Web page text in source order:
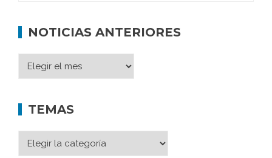
NOTICIAS ANTERIORES
TEMAS